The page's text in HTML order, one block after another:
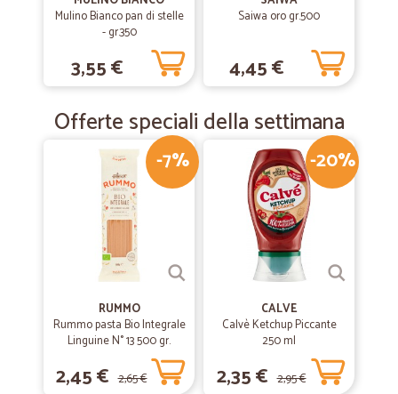
Mulino Bianco pan di stelle
- gr.350
3,55 €
Saiwa oro gr.500
4,45 €
Offerte speciali della settimana
-7%
RUMMO
Rummo pasta Bio Integrale
Linguine N° 13 500 gr.
2,45 € 2,65 €
-20%
CALVE
Calvè Ketchup Piccante
250 ml
2,35 € 2,95 €